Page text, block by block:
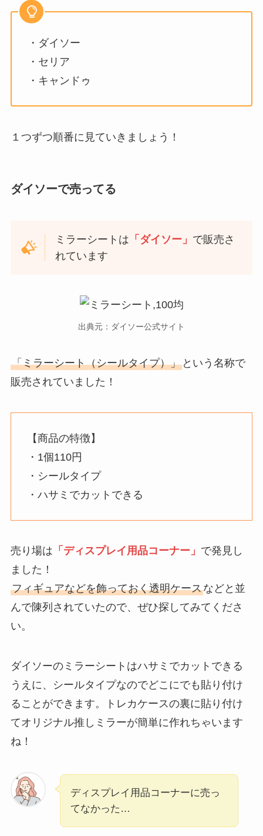
・ダイソー
・セリア
・キャンドゥ
１つずつ順番に見ていきましょう！
ダイソーで売ってる
ミラーシートは 「ダイソー」 で販売さ
れています
出典元：ダイソー公式サイト
「ミラーシート（シールタイプ）」という名称で
販売されていました！
【商品の特徴】
・1個110円
・シールタイプ
・ハサミでカットできる
売り場は 「ディスプレイ用品コーナー」 で発見し
ました！
フィギュアなどを飾っておく透明ケースなどと並
んで陳列されていたので、ぜひ探してみてくださ
い。
ダイソーのミラーシートはハサミでカットできる
うえに、シールタイプなのでどこにでも貼り付け
ることができます。トレカケースの裏に貼り付け
てオリジナル推しミラーが簡単に作れちゃいます
ね！
ディスプレイ用品コーナーに売っ
てなかった…